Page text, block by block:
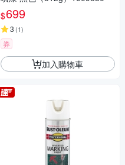
$699
3 (1)
券
加入購物車